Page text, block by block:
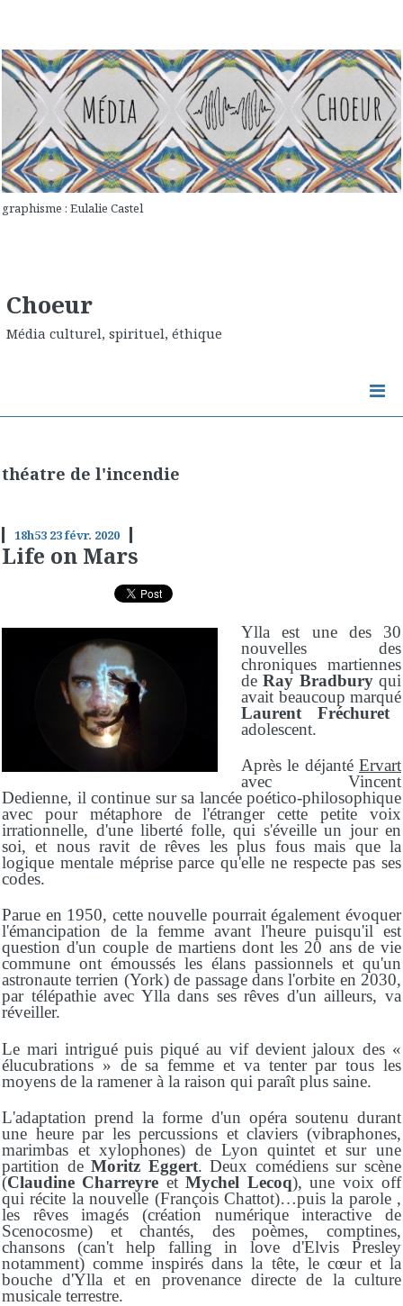
graphisme : Eulalie Castel
Choeur
Média culturel, spirituel, éthique
théatre de l'incendie
18h53 23févr. 2020
Life on Mars
Ylla est une des 30
nouvelles des
chroniques martiennes
deRay Bradburyqui
avait beaucoup marqué
Laurent Fréchuret
adolescent.
Après le déjanté Ervart
avec Vincent
Dedienne, il continue sur sa lancée poético-philosophique
avec pour métaphore de l'étranger cette petite voix
irrationnelle, d'une liberté folle, qui s'éveille un jour en
soi, et nous ravit de rêves les plus fous mais que la
logique mentale méprise parce qu'elle ne respecte pas ses
codes.
Parue en 1950, cette nouvelle pourrait également évoquer
l'émancipation de la femme avant l'heure puisqu'il est
question d'un couple de martiens dont les 20 ans de vie
commune ont émoussés les élans passionnels et qu'un
astronaute terrien (York) de passage dans l'orbite en 2030,
par télépathie avec Ylla dans ses rêves d'un ailleurs, va
réveiller.
Le mari intrigué puis piqué au vif devient jaloux des «
élucubrations » de sa femme et va tenter par tous les
moyens de la ramener à la raison qui paraît plus saine.
L'adaptation prend la forme d'un opéra soutenu durant
une heure par les percussions et claviers (vibraphones,
marimbas et xylophones) de Lyon quintet et sur une
partition deMoritz Eggert. Deux comédiens sur scène
(Claudine Charreyre etMychel Lecoq), une voix off
qui récite la nouvelle (François Chattot)…puis la parole ,
les rêves imagés (création numérique interactive de
Scenocosme) et chantés, des poèmes, comptines,
chansons (can't help falling in love d'Elvis Presley
notamment) comme inspirés dans la tête, le cœur et la
bouche d'Ylla et en provenance directe de la culture
musicale terrestre.